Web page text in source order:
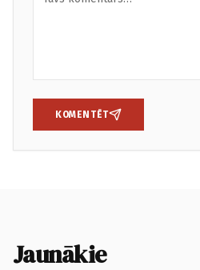
KOMENTĒT
Jaunākie